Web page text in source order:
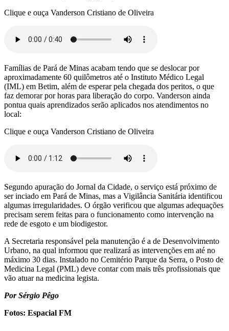
Clique e ouça Vanderson Cristiano de Oliveira
Famílias de Pará de Minas acabam tendo que se deslocar por
aproximadamente 60 quilômetros até o Instituto Médico Legal
(IML) em Betim, além de esperar pela chegada dos peritos, o que
faz demorar por horas para liberação do corpo. Vanderson ainda
pontua quais aprendizados serão aplicados nos atendimentos no
local:
Clique e ouça Vanderson Cristiano de Oliveira
Segundo apuração do Jornal da Cidade, o serviço está próximo de
ser inciado em Pará de Minas, mas a Vigilância Sanitária identificou
algumas irregularidades. O órgão verificou que algumas adequações
precisam serem feitas para o funcionamento como intervenção na
rede de esgoto e um biodigestor.
A Secretaria responsável pela manutenção é a de Desenvolvimento
Urbano, na qual informou que realizará as intervenções em até no
máximo 30 dias. Instalado no Cemitério Parque da Serra, o Posto de
Medicina Legal (PML) deve contar com mais três profissionais que
vão atuar na medicina legista.
Por Sérgio Pêgo
Fotos: Espacial FM